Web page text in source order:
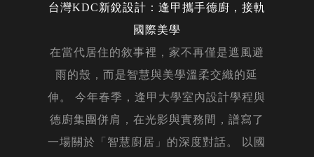
台灣KDC新銳設計：逢甲攜手德廚，接軌
國際美學
在當代居住的敘事裡，家不再僅是遮風避
雨的殼，而是智慧與美學溫柔交織的延
伸。 今年春季，逢甲大學室內設計學程與
德廚集團併肩，在光影與實務間，譜寫了
一場關於「智慧廚居」的深度對話。 以國